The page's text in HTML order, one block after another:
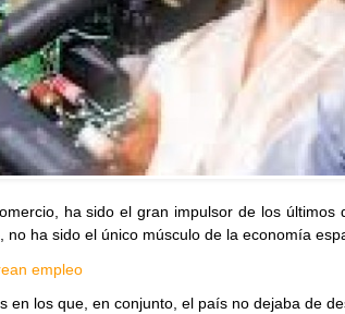
ha sido el gran impulsor de los
no ha sido el único músculo de la economía
en los que, en conjunto, el país no dejaba de